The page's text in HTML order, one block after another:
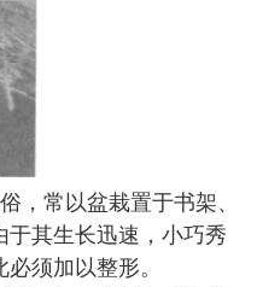
，常以盆栽置于书架、
其生长迅速，小巧秀
须加以整形。